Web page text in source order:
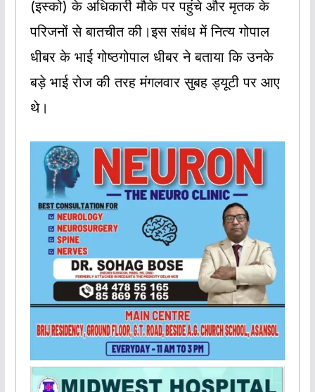
(इस्को) के अधिकारी मौके पर पहुंचे और मृतक के
परिजनों से बातचीत की।इस संबंध में नित्य गोपाल
धीबर के भाई गोष्ठगोपाल धीबर ने बताया कि उनके
बड़े भाई रोज की तरह मंगलवार सुबह ड्यूटी पर आए
थे।